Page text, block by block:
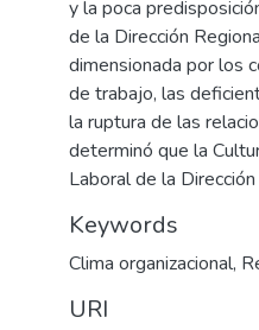
y la poca
de la Dirección
dimensionada por los
de trabajo, las
la ruptura de las
determinó que la
Laboral de la
Keywords
Clima organizacional,
URI